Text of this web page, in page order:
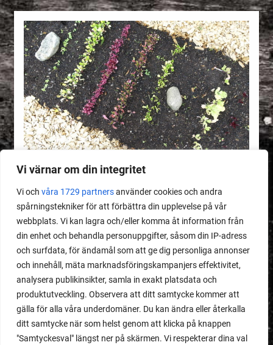
Vi värnar om din integritet
Vi och våra 1729 partnersanvänder cookies och andra
spårningstekniker för att förbättra din upplevelse på vår
webbplats. Vi kan lagra och/eller komma åt information från
din enhet och behandla personuppgifter, såsom din IP-adress
och surfdata, för ändamål som att ge dig personliga annonser
och innehåll, mäta marknadsföringskampanjers effektivitet,
analysera publikinsikter, samla in exakt platsdata och
produktutveckling. Observera att ditt samtycke kommer att
gälla för alla våra underdomäner. Du kan ändra eller återkalla
ditt samtycke när som helst genom att klicka på knappen
"Samtyckesval" längst ner på skärmen. Vi respekterar dina val
MEDLEMSINNEHÅLL
Dåligt gödslad jord
LÄS MER